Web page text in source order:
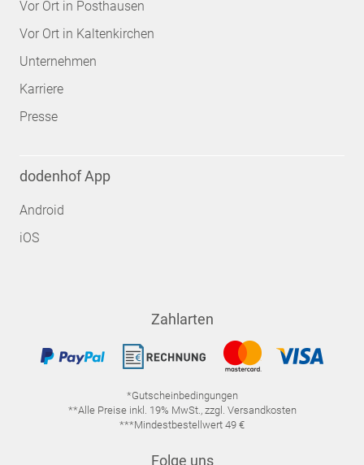
Vor Ort in Posthausen
Vor Ort in Kaltenkirchen
Unternehmen
Karriere
Presse
dodenhof App
Android
iOS
Zahlarten
*Gutscheinbedingungen
**Alle Preise inkl. 19% MwSt., zzgl. Versandkosten
***Mindestbestellwert 49 €
Folge uns